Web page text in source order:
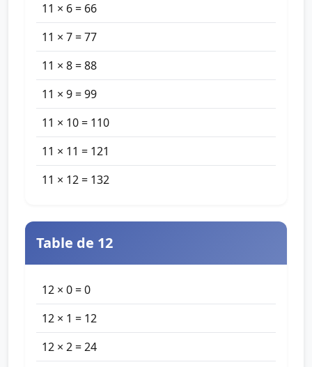
11 × 6 = 66
11 × 7 = 77
11 × 8 = 88
11 × 9 = 99
11 × 10 = 110
11 × 11 = 121
11 × 12 = 132
Table de 12
12 × 0 = 0
12 × 1 = 12
12 × 2 = 24